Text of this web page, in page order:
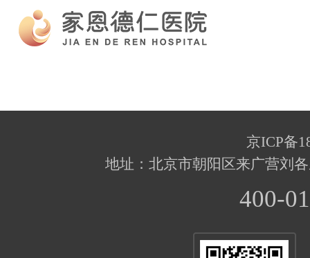
京ICP备
地址：北京市朝阳区来广营刘
400-